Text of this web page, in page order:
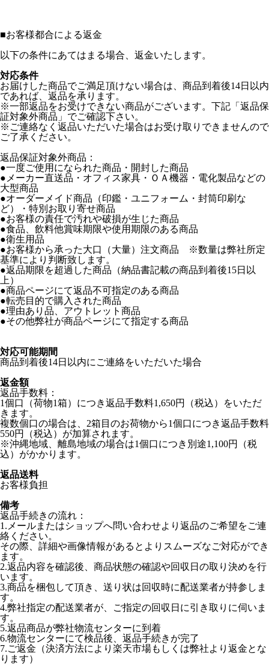
■お客様都合による返金
以下の条件にあてはまる場合、返金いたします。
対応条件
お届けした商品でご満足頂けない場合は、商品到着後14日以内
であれば、返品を承ります。
※一部返品をお受けできない商品がございます。下記「返品保
証対象外商品」でご確認下さい。
※ご連絡なく返品いただいた場合はお受け取りできませんので
ご了承ください。
返品保証対象外商品：
●一度ご使用になられた商品・開封した商品
●メーカー直送品・オフィス家具・ＯＡ機器・電化製品などの
大型商品
●オーダーメイド商品（印鑑・ユニフォーム・封筒印刷な
ど）・特別お取り寄せ商品
●お客様の責任で汚れや破損が生じた商品
●食品、飲料他賞味期限や使用期限のある商品
●衛生用品
●お客様から承った大口（大量）注文商品 ※数量は弊社所定
基準により判断致します。
●返品期限を超過した商品（納品書記載の商品到着後15日以
上）
●商品ページにて返品不可指定のある商品
●転売目的で購入された商品
●理由あり品、アウトレット商品
●その他弊社が商品ページにて指定する商品
対応可能期間
商品到着後14日以内にご連絡をいただいた場合
返金額
返品手数料：
1個口（荷物1箱）につき返品手数料1,650円（税込）をいただ
きます。
複数個口の場合は、2箱目のお荷物から1個口につき返品手数料
550円（税込）が加算されます。
※沖縄地域、離島地域の場合は1個口につき別途1,100円（税
込）がかかります。
返品送料
お客様負担
備考
返品手続きの流れ：
1.メールまたはショップへ問い合わせより返品のご希望をご連
絡ください。
その際、詳細や画像情報があるとよりスムーズなご対応ができ
ます。
2.返品内容を確認後、商品状態の確認や回収日の取り決めを行
います。
3.商品を梱包して頂き、送り状は回収時に配送業者が持参しま
す。
4.弊社指定の配送業者が、ご指定の回収日に引き取りに伺いま
す。
5.返品商品が弊社物流センターに到着
6.物流センターにて検品後、返品手続きが完了
7.ご返金（決済方法により楽天市場もしくは弊社より返金とな
ります）